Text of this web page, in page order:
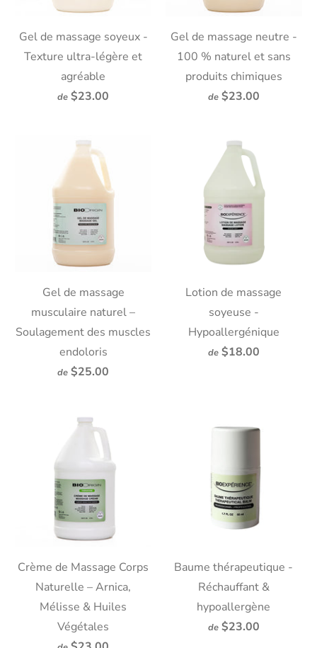
Gel de massage soyeux -
Texture ultra-légère et
agréable
de $23.00
Gel de massage neutre -
100 % naturel et sans
produits chimiques
de $23.00
Gel de massage
musculaire naturel –
Soulagement des muscles
endoloris
de $25.00
Lotion de massage
soyeuse -
Hypoallergénique
de $18.00
Crème de Massage Corps
Naturelle – Arnica,
Mélisse & Huiles
Végétales
Baume thérapeutique -
Réchauffant &
hypoallergène
de $23.00